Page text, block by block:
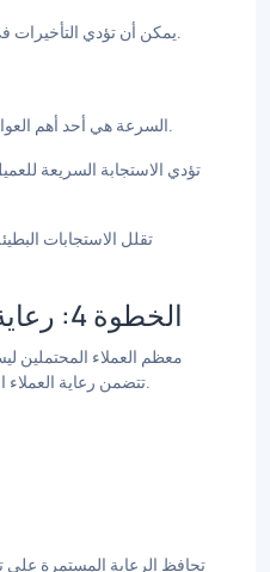
يمكن أن تؤدي التأخيرات في هذه المرحلة إلى ضياع الفرص.
السرعة هي أحد أهم العوامل في تحويل العملاء المحتملين.
تؤدي الاستجابة السريعة
تقلل الاستجابات
الخطوة 4: رعاية العملاء المحتملين
معظم العملاء المحتملين
تتضمن رعاية العملاء المحتملين بناء الثقة بمرور الوقت.
تحافظ الرعاية المستمرة على